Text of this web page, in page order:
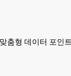
춤형 데이터 포인